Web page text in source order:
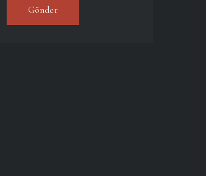
Gönder